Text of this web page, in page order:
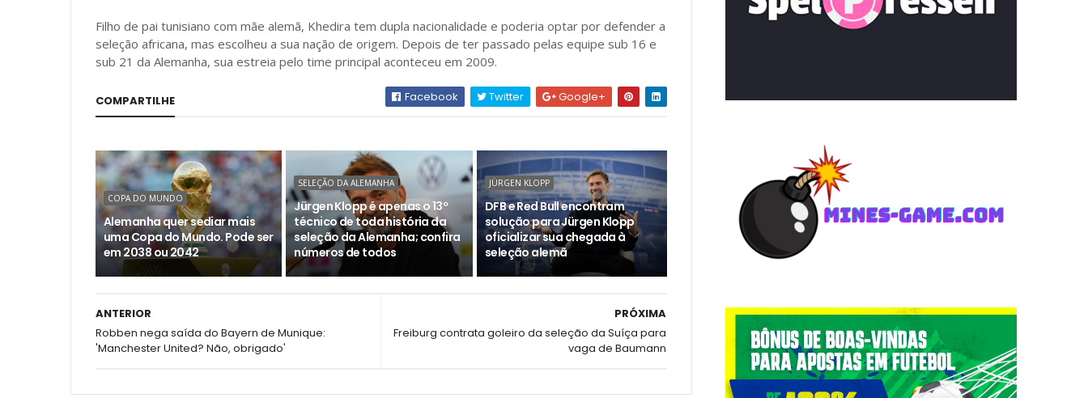
Filho de pai tunisiano com mãe alemã, Khedira tem dupla nacionalidade e poderia optar por defender a
seleção africana, mas escolheu a sua nação de origem. Depois de ter passado pelas equipe sub 16 e
sub 21 da Alemanha, sua estreia pelo time principal aconteceu em 2009.
COMPARTILHE Facebook Twitter Google+
COPA DO MUNDO
Alemanha quer sediar mais
uma Copa do Mundo. Pode ser
em 2038 ou 2042
SELEÇÃO DA ALEMANHA
Jürgen Klopp é apenas o 13º
técnico de toda história da
seleção da Alemanha; confira
números de todos
JÜRGEN KLOPP
DFB e Red Bull encontram
solução para Jürgen Klopp
oficializar sua chegada à
seleção alemã
PRÓXIMA
Freiburg contrata goleiro da seleção da Suíça para
vaga de Baumann
ANTERIOR
Robben nega saída do Bayern de Munique:
'Manchester United? Não, obrigado'